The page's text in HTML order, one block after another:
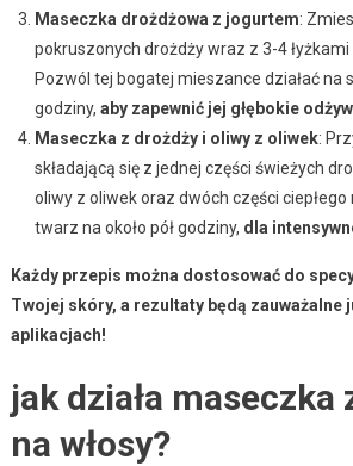
Maseczka drożdżowa z jogurtem:
pokruszonych drożdży wraz z 3-4
Pozwól tej bogatej mieszance działać na
godziny, aby zapewnić jej głębokie
Maseczka z drożdży i oliwy z oliwek:
składającą się z jednej części świeżych
oliwy z oliwek oraz dwóch części ciepłego
twarz na około pół godziny, dla
Każdy przepis można dostosować do
Twojej skóry, a rezultaty będą zauważalne
aplikacjach!
jak działa maseczka
na włosy?